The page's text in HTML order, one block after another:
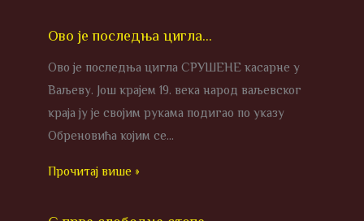
Ово је последња цигла…
Ово је последња цигла СРУШЕНЕ касарне у
Ваљеву. Још крајем 19. века народ ваљевског
краја ју је својим рукама подигао по указу
Обреновића којим се…
Прочитај више »